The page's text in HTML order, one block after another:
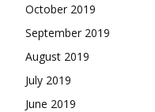
October 2019
September 2019
August 2019
July 2019
June 2019